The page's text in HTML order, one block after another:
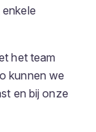
het team
kunnen we
en bij onze